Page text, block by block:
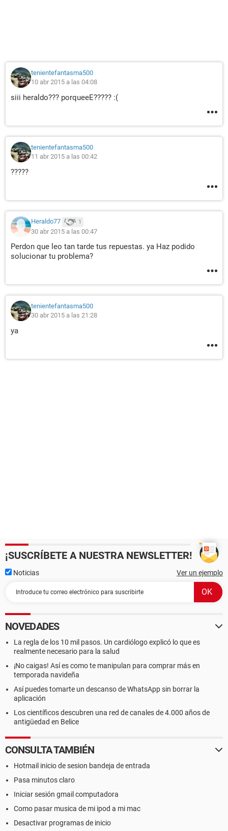
tenientefantasma500
10 abr 2015 a las 04:08
siii heraldo??? porqueeE????? :(
tenientefantasma500
11 abr 2015 a las 00:42
?????
Heraldo77 1
30 abr 2015 a las 00:47
Perdon que leo tan tarde tus repuestas. ya Haz podido
solucionar tu problema?
tenientefantasma500
30 abr 2015 a las 21:28
ya
¡SUSCRÍBETE A NUESTRA NEWSLETTER!
Noticias Ver un ejemplo
NOVEDADES
La regla de los 10 mil pasos. Un cardiólogo explicó lo que es
realmente necesario para la salud
¡No caigas! Así es como te manipulan para comprar más en
temporada navideña
Así puedes tomarte un descanso de WhatsApp sin borrar la
aplicación
Los científicos descubren una red de canales de 4.000 años de
antigüedad en Belice
CONSULTA TAMBIÉN
Hotmail inicio de sesion bandeja de entrada
Pasa minutos claro
Iniciar sesión gmail computadora
Como pasar musica de mi ipod a mi mac
Desactivar programas de inicio